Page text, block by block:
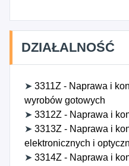
DZIAŁALNOŚĆ
➤ 3311Z - Naprawa i
wyrobów gotowych
➤ 3312Z - Naprawa i
➤ 3313Z - Naprawa i
elektronicznych i
➤ 3314Z - Naprawa i